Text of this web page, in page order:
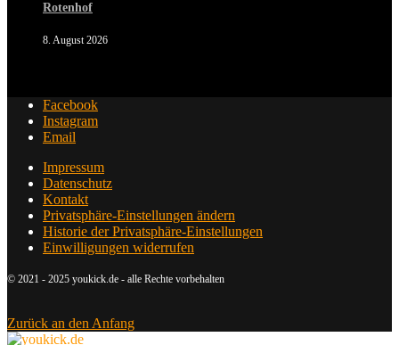
Rotenhof
8. August 2026
Facebook
Instagram
Email
Impressum
Datenschutz
Kontakt
Privatsphäre-Einstellungen ändern
Historie der Privatsphäre-Einstellungen
Einwilligungen widerrufen
© 2021 - 2025 youkick.de - alle Rechte vorbehalten
Zurück an den Anfang